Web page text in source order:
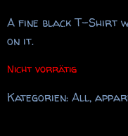
A fine black T-Shirt
on it.
Nicht vorrätig
Kategorien: All,